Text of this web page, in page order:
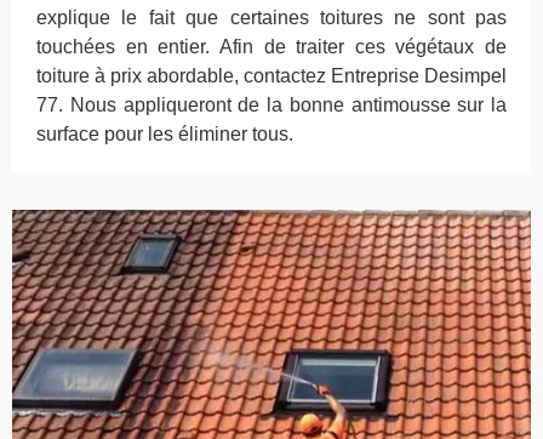
explique le fait que certaines toitures ne sont pas
touchées en entier. Afin de traiter ces végétaux de
toiture à prix abordable, contactez Entreprise Desimpel
77. Nous appliqueront de la bonne antimousse sur la
surface pour les éliminer tous.